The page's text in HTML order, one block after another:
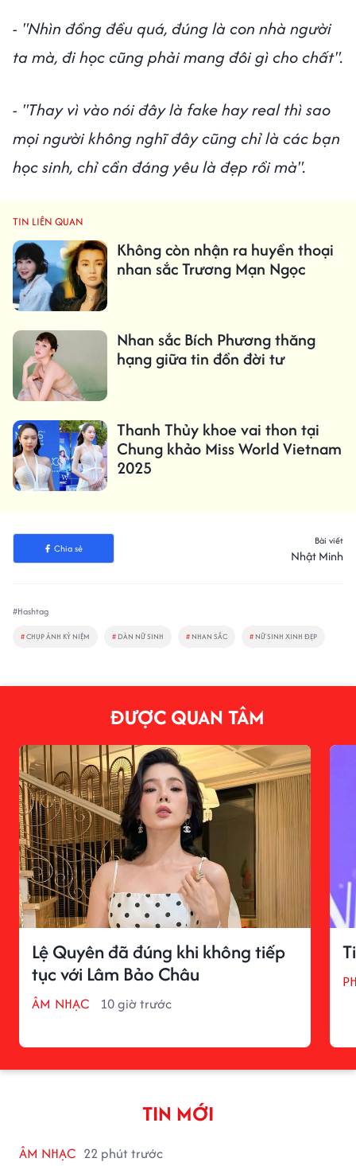
- "Nhìn đồng đều quá, đúng là con nhà người
ta mà, đi học cũng phải mang đôi gì cho chất".
- "Thay vì vào nói đây là fake hay real thì sao
mọi người không nghĩ đây cũng chỉ là các bạn
học sinh, chỉ cần đáng yêu là đẹp rồi mà".
TIN LIÊN QUAN
Không còn nhận ra huyền thoại
nhan sắc Trương Mạn Ngọc
Nhan sắc Bích Phương thăng
hạng giữa tin đồn đời tư
Thanh Thủy khoe vai thon tại
Chung khảo Miss World Vietnam
2025
Chia sẻ
Bài viết
Nhật Minh
#Hashtag
#CHỤP ẢNH KỶ NIỆM # DÀN NỮ SINH # NHAN SẮC # NỮ SINH XINH ĐẸP
ĐƯỢC QUAN TÂM
Lệ Quyên đã đúng khi không tiếp
tục với Lâm Bảo Châu
ÂM NHẠC 10 giờ trước
TIN MỚI
ÂM NHẠC 22 phút trước